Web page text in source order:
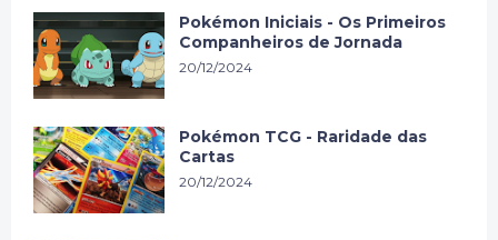
Pokémon Iniciais - Os Primeiros
Companheiros de Jornada
20/12/2024
Pokémon TCG - Raridade das
Cartas
20/12/2024